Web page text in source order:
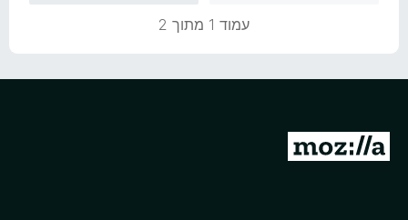
עמוד 1 מתוך 2
מ